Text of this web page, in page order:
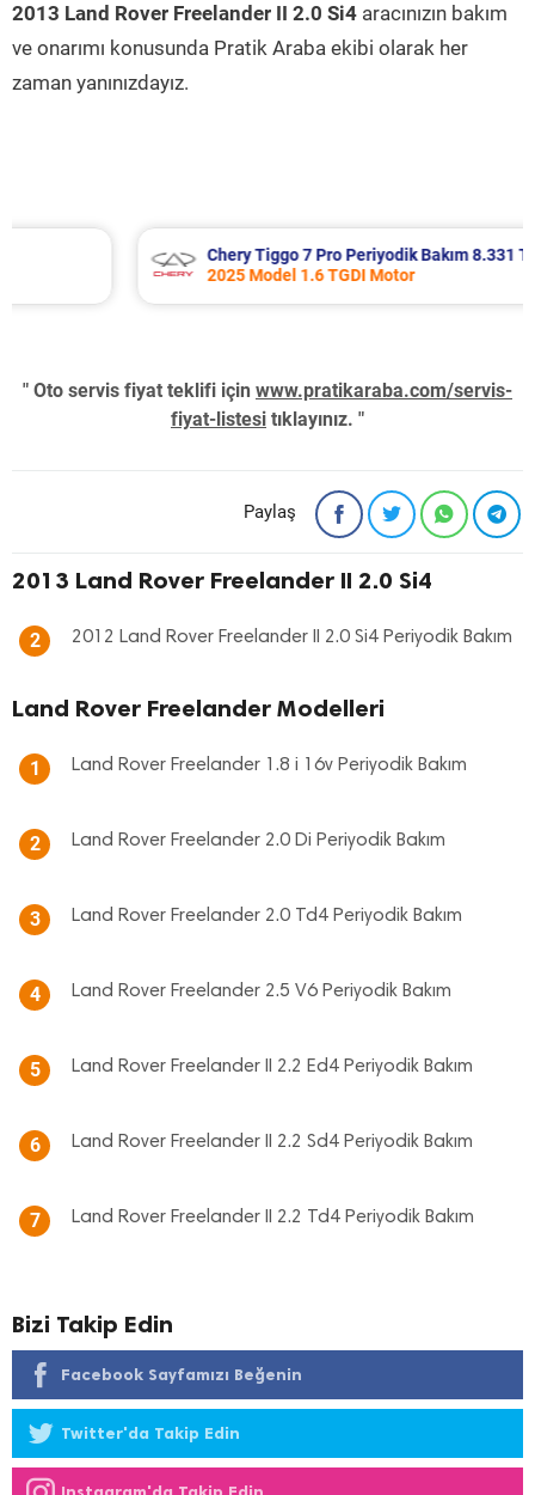
2013 Land Rover Freelander II 2.0 Si4 aracınızın bakım
ve onarımı konusunda Pratik Araba ekibi olarak her
zaman yanınızdayız.
Chery Tiggo 7 Pro Periyodik Bakım 8.331 TL
2025 Model 1.6 TGDI Motor
" Oto servis fiyat teklifi için www.pratikaraba.com/servis-
fiyat-listesi tıklayınız. "
Paylaş
2013 Land Rover Freelander II 2.0 Si4
2 2012 Land Rover Freelander II 2.0 Si4 Periyodik Bakım
Land Rover Freelander Modelleri
1 Land Rover Freelander 1.8 i 16v Periyodik Bakım
2 Land Rover Freelander 2.0 Di Periyodik Bakım
3 Land Rover Freelander 2.0 Td4 Periyodik Bakım
4 Land Rover Freelander 2.5 V6 Periyodik Bakım
5 Land Rover Freelander II 2.2 Ed4 Periyodik Bakım
6 Land Rover Freelander II 2.2 Sd4 Periyodik Bakım
7 Land Rover Freelander II 2.2 Td4 Periyodik Bakım
Bizi Takip Edin
Facebook Sayfamızı Beğenin
Twitter'da Takip Edin